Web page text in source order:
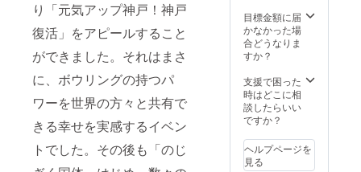
り「元気アップ神戸！神戸
復活」をアピールすること
ができました。それはまさ
に、ボウリングの持つパ
ワーを世界の方々と共有で
きる幸せを実感するイベン
トでした。その後も「のじ
本プロ
ジェク
トにご
た皆様
のお名
前をク
リスタ
プ大会
記念パ
記入く
ださ
い。 ※
観戦チ
はメー
ルでの
お届
け、パ
レット
セット
は開催
目標金額に届
かなかった場
合どうなりま
すか？
支援で困った
時はどこに相
談したらいい
ですか？
ヘルプページを
見る